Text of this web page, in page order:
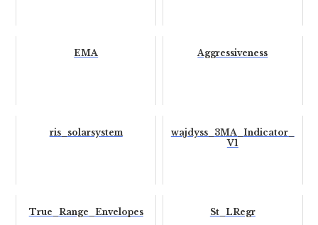
EMA Aggressiveness
ris_solarsystem
wajdyss_3MA_Indicator_
V1
True_Range_Envelopes St_LRegr